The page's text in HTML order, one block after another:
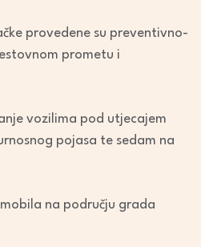
provedene su preventivno-
prometu i
vozilima pod utjecajem
pojasa te sedam na
na području grada